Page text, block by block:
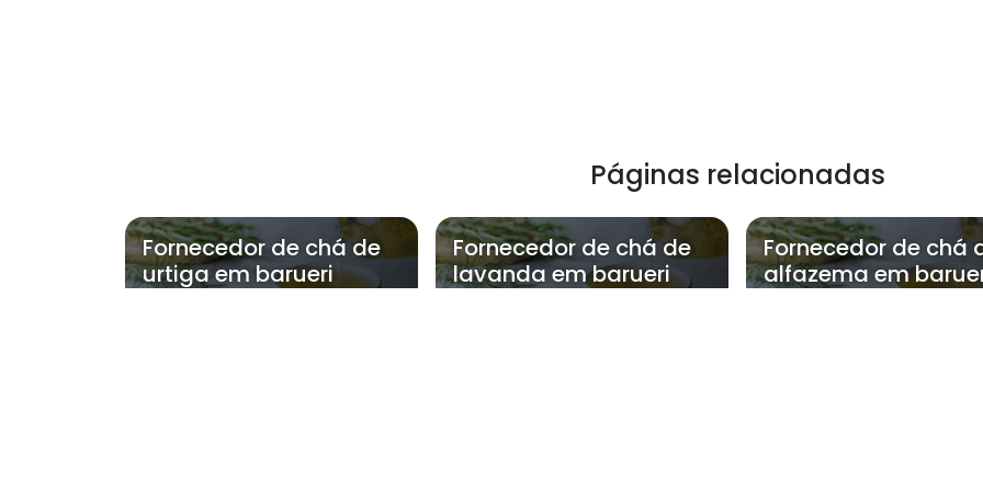
Páginas relacionadas
Fornecedor de chá de
urtiga em barueri
Fornecedor de chá de
lavanda em barueri
Fornecedor de chá
alfazema em